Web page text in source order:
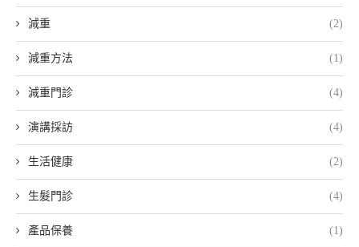
減重 (2)
減重方法 (1)
減重門診 (4)
演講採訪 (4)
生活健康 (2)
生髮門診 (4)
產品保養 (1)